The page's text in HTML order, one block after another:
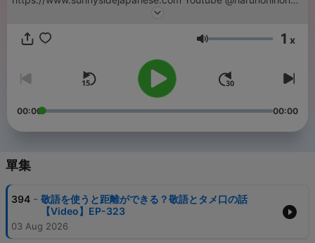
https://www.youtube.com/channel/UCauyM-
https://www.patreon.com/harunonihongo Instagram: 音量 1 x
00:00 00:00
單集
394 - 敬語を使うと距離ができる？敬語とタメ口の話
【Video】EP-323
03 Aug 2026